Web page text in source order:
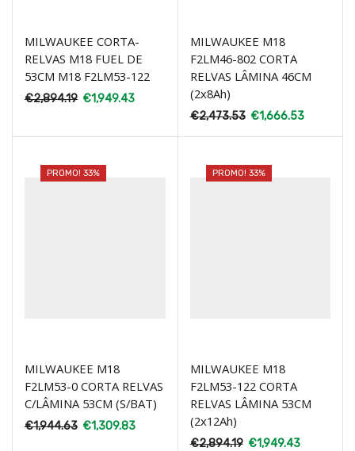
MILWAUKEE CORTA-
RELVAS M18 FUEL DE
53CM M18 F2LM53-122
€2,894.19 €1,949.43
MILWAUKEE M18
F2LM46-802 CORTA
RELVAS LÂMINA 46CM
(2x8Ah)
€2,473.53 €1,666.53
PROMO! 33%
MILWAUKEE M18
F2LM53-0 CORTA RELVAS
C/LÂMINA 53CM (S/BAT)
€1,944.63 €1,309.83
PROMO! 33%
MILWAUKEE M18
F2LM53-122 CORTA
RELVAS LÂMINA 53CM
(2x12Ah)
€2,894.19 €1,949.43